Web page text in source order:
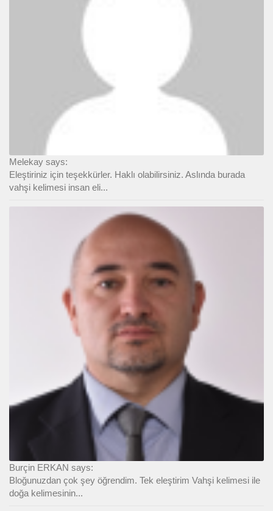
Melekay says:
Eleştiriniz için teşekkürler. Haklı olabilirsiniz. Aslında burada
vahşi kelimesi insan eli...
Burçin ERKAN says:
Bloğunuzdan çok şey öğrendim. Tek eleştirim Vahşi kelimesi ile
doğa kelimesinin...